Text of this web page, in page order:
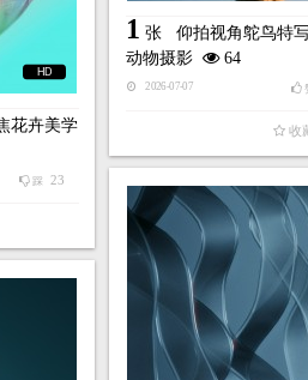
1 张 仰拍视角鸵鸟特
动物摄影
64
2026-07-07
收
HD
花卉美学
踩 23